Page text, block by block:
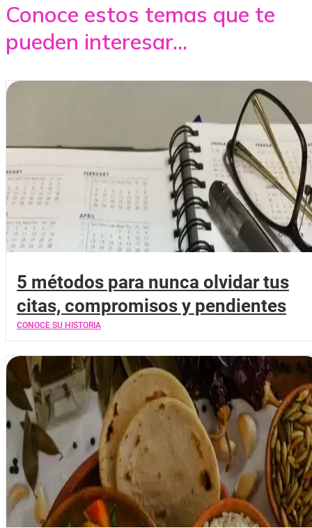
Conoce estos temas que te
pueden interesar...
5 métodos para nunca olvidar tus
citas, compromisos y pendientes
CONOCE SU HISTORIA